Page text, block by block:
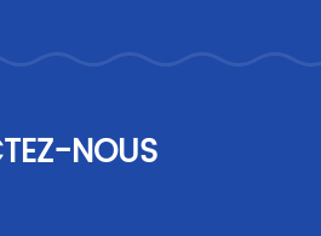
NOUS